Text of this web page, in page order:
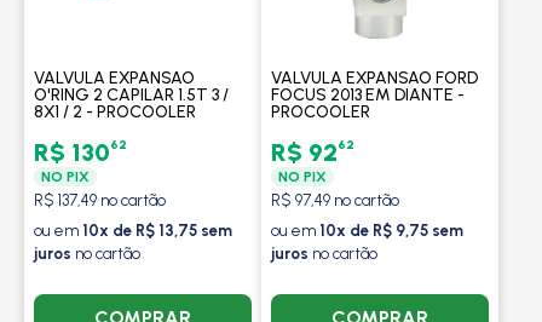
VALVULA EXPANSAO
O'RING 2 CAPILAR 1.5T 3 /
8X1 / 2 - PROCOOLER
R$ 13062
NO PIX
R$ 137,49 no cartão
ou em 10x de R$ 13,75 sem
juros no cartão
VALVULA EXPANSAO FORD
FOCUS 2013 EM DIANTE -
PROCOOLER
R$ 9262
NO PIX
R$ 97,49 no cartão
ou em 10x de R$ 9,75 sem
juros no cartão